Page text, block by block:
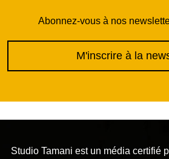
Abonnez-vous à nos
M'inscrire à la
Studio Tamani est un média certifié